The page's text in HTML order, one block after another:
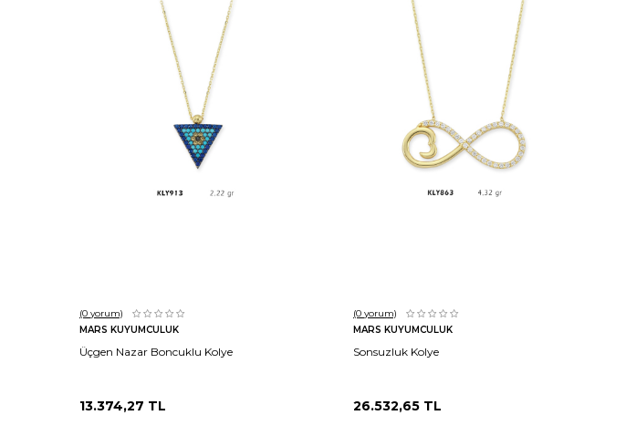
(0 yorum)
MARS KUYUMCULUK
Üçgen Nazar Boncuklu Kolye
13.374,27 TL
(0 yorum)
MARS KUYUMCULUK
Sonsuzluk Kolye
26.532,65 TL